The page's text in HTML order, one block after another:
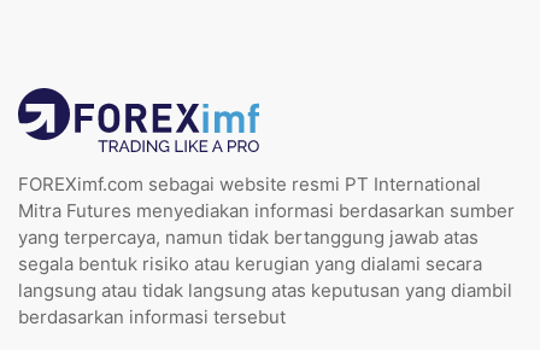
FOREXimf.com sebagai website resmi PT International
Mitra Futures menyediakan informasi berdasarkan sumber
yang terpercaya, namun tidak bertanggung jawab atas
segala bentuk risiko atau kerugian yang dialami secara
langsung atau tidak langsung atas keputusan yang diambil
berdasarkan informasi tersebut